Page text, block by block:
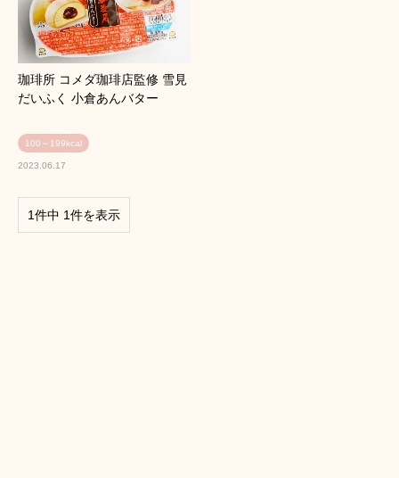
珈琲所 コメダ珈琲店監修 雪見
だいふく 小倉あんバター
100～199kcal
2023.06.17
1件中 1件を表示